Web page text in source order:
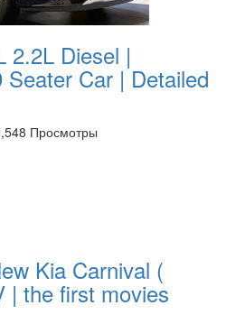
2.2L Diesel |
Seater Car | Detailed
Просмотры
Kia Carnival (
| the first movies